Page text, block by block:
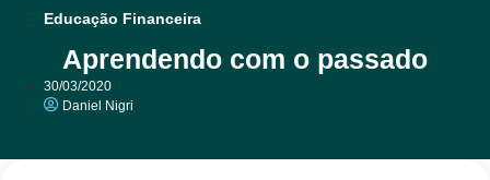
Educação Financeira
Aprendendo com o passado
30/03/2020
Daniel Nigri